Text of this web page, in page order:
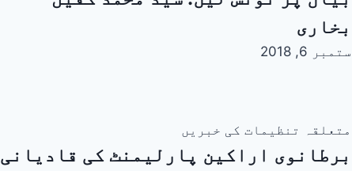
بخاری
ستمبر 6, 2018
متعلقہ تنظیمات کی خبریں
برطانوی اراکین پارلیمنٹ کی قادیانی